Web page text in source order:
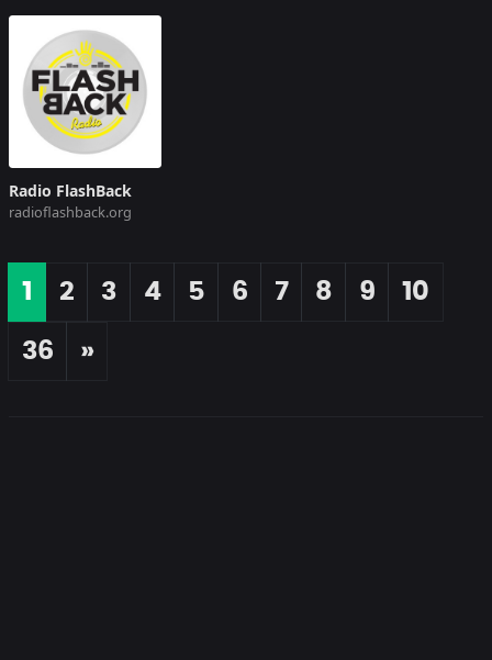
Radio FlashBack
radioflashback.org
1 2 3 4 5 6 7 8 9 10
36 »